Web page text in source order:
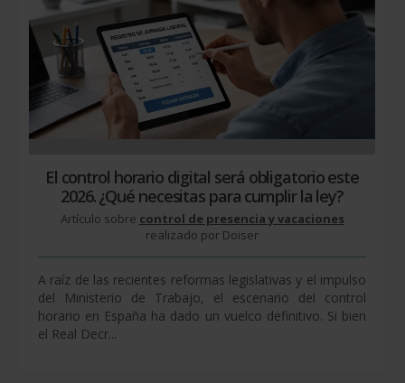
El control horario digital será obligatorio este
2026. ¿Qué necesitas para cumplir la ley?
Artículo sobre control de presencia y vacaciones
realizado por Doiser
A raíz de las recientes reformas legislativas y el impulso
del Ministerio de Trabajo, el escenario del control
horario en España ha dado un vuelco definitivo. Si bien
el Real Decr...